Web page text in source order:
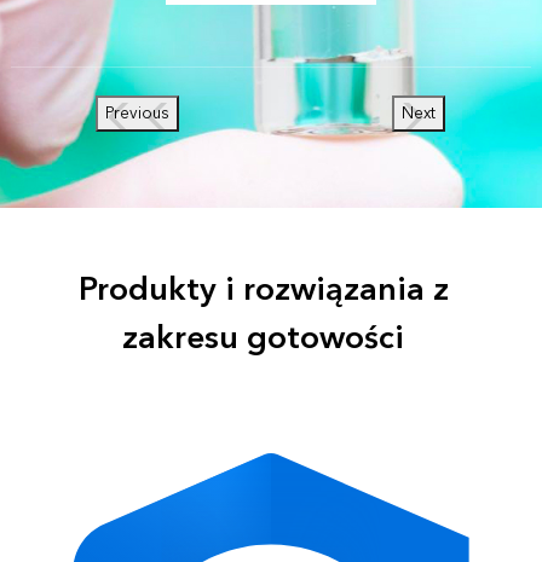
Previous Next
Produkty i rozwiązania z
zakresu gotowości